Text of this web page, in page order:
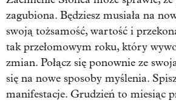
zagubiona. Będziesz musiała na
swoją tożsamość, wartość i
tak przełomowym roku, który
zmian. Połącz się ponownie ze
się na nowe sposoby myślenia.
manifestacje. Grudzień to miesiąc